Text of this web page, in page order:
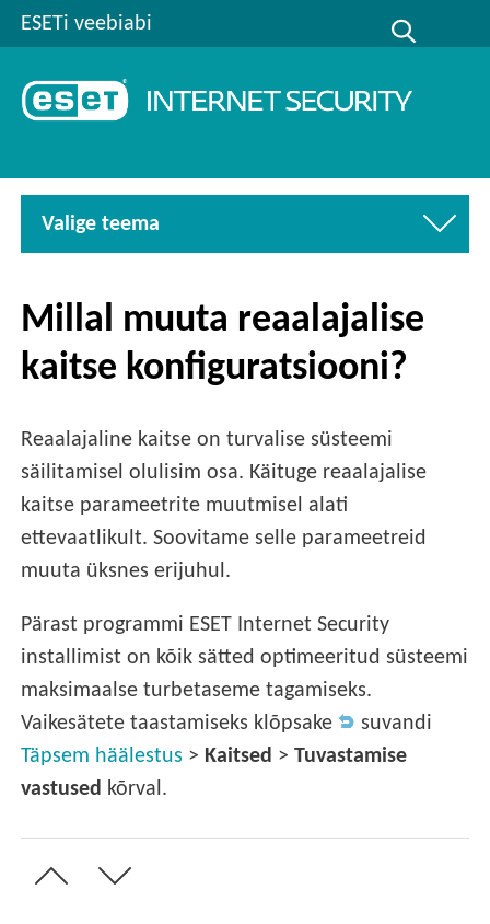
ESETi veebiabi
Valige teema
Millal muuta reaalajalise
kaitse konfiguratsiooni?
Reaalajaline kaitse on turvalise süsteemi
säilitamisel olulisim osa. Käituge reaalajalise
kaitse parameetrite muutmisel alati
ettevaatlikult. Soovitame selle parameetreid
muuta üksnes erijuhul.
Pärast programmi ESET Internet Security
installimist on kõik sätted optimeeritud süsteemi
maksimaalse turbetaseme tagamiseks.
Vaikesätete taastamiseks klõpsake
suvandi
Täpsem häälestus > Kaitsed >Tuvastamise
vastused kõrval.